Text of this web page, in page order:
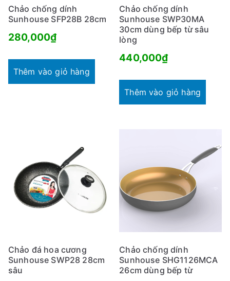
Chảo chống dính
Sunhouse SFP28B 28cm
280,000₫
Thêm vào giỏ hàng
Chảo chống dính
Sunhouse SWP30MA
30cm dùng bếp từ sâu
lòng
440,000₫
Thêm vào giỏ hàng
Chảo đá hoa cương
Sunhouse SWP28 28cm
sâu
Chảo chống dính
Sunhouse SHG1126MCA
26cm dùng bếp từ